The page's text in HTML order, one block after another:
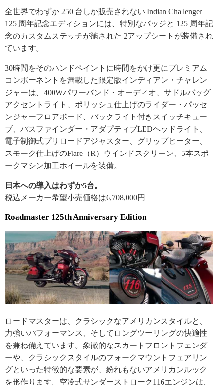
全世界でわずか 250 台しか販売されない Indian Challenger
125 周年記念エディションには、特別なバッジと 125 周年記
念のカスタムステッチが施された 2アップシートが装備され
ています。
30時間をそのハンドペイントに時間をかけ更にプレミアム
コンポーネントを満載した限定版インディアン・チャレン
ジャーは、400Wパワーバンド・オーディオ、サドルバッグ
アクセントライト、ポリッシュ仕上げのライダー・パッセ
ンジャーフロアボード、バックライト付きスイッチキュー
ブ、パスファインダー・アダプティブLEDヘッドライト、
電子制御式プリロードアジャスター、グリップヒーター、
スモーク仕上げのFlare（R）ウインドスクリーン、5本スポ
ークマシン加工ホイールを装備。
日本への導入はわずか5台。
税込メーカー希望小売価格は6,708,000円
Roadmaster 125th Anniversary Edition
ロードマスターは、クラシックなアメリカンスタイルと、
力強いパフォーマンス、そしてロングツーリングの快適性
を兼ね備えています。象徴的なスカートフロントフェンダ
ーや、クラシックスタイルのフォークマウントフェアリン
グといった特徴的な要素が、紛れもないアメリカンルック
を形作ります。空冷式サンダーストローク116エンジンは、